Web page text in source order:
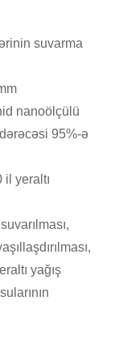
suvarma
nanoölçülü
95%-ə
il yeraltı
yağış